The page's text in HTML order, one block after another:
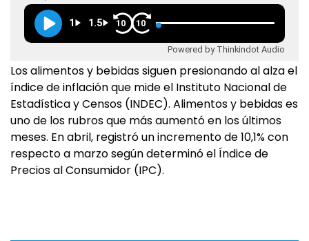
1 1.5 10 10
Powered by Thinkindot Audio
Los alimentos y bebidas siguen presionando al alza el
índice de inflación que mide el Instituto Nacional de
Estadística y Censos (INDEC). Alimentos y bebidas es
uno de los rubros que más aumentó en los últimos
meses. En abril, registró un incremento de 10,1% con
respecto a marzo según determinó el Índice de
Precios al Consumidor (IPC).